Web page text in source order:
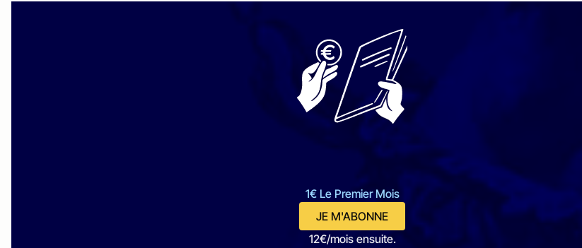
1€ Le Premier Mois
JE M'ABONNE
12€/mois ensuite.